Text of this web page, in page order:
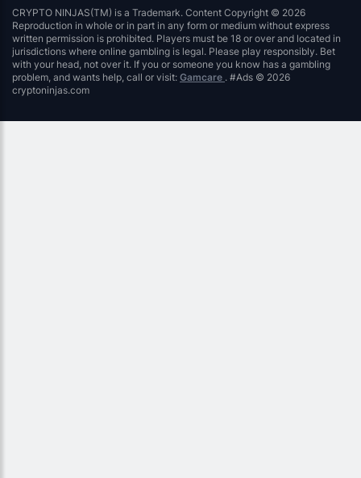
CRYPTO NINJAS(TM) is a Trademark. Content Copyright © 2026
Reproduction in whole or in part in any form or medium without express
written permission is prohibited. Players must be 18 or over and located in
jurisdictions where online gambling is legal. Please play responsibly. Bet
with your head, not over it. If you or someone you know has a gambling
problem, and wants help, call or visit: Gamcare . #Ads © 2026
cryptoninjas.com